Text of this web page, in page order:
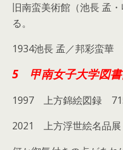
旧南蛮美術館（池長 孟
る。
1934池長 孟／邦彩蛮
5 甲南女子大学図
1997 上方錦絵図録
2021 上方浮世絵名品